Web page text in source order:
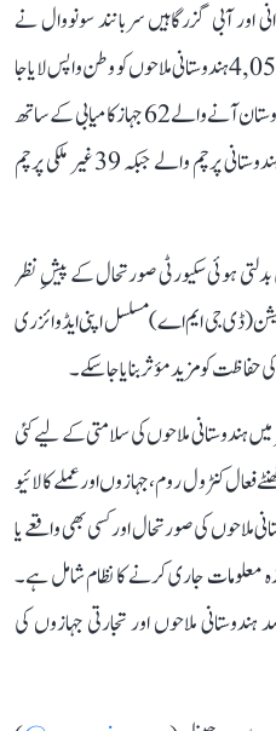
اور آبی گزرگاہیں سربانند سونووال نے
پارلیمنٹ کو بتایا کہ خلیجی خطے سے اب تک 4,052 ہندوستانی ملاحوں کو وطن واپس لایا جا
چکا ہے۔ انہوں نے کہا کہ 3 اگست تک ہندوستان آنے والے 62 جہاز کامیابی کے ساتھ
آبنائے ہرمز سے گزرے، جن میں 23 ہندوستانی پرچم والے جبکہ 39 غیر ملکی پرچم
ہوئی سکیورٹی صورتحال کے پیشِ نظر
(ڈی جی ایم اے) مسلسل اپنی ایڈوائزری
حفاظت کو مزید مؤثر بنایا جا سکے۔
ہندوستانی ملاحوں کی سلامتی کے لیے کئی
اقدامات بھی کیے ہیں، جن میں 24 گھنٹے فعال کنٹرول روم، جہازوں اور عملے کا لائیو
ملاحوں کی صورتحال اور کسی بھی واقعے یا
ہر 24 گھنٹے بعد تازہ معلومات جاری کرنے کا نظام شامل ہے۔
ملاحوں اور تجارتی جہازوں کی